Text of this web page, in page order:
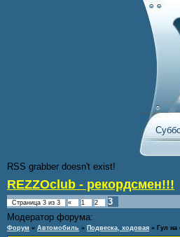
RSS grabber doesn't exist!
REZZOclub - рекордсмен!!!
Страница 3 из 3 « 1 2
3
Модератор форума:
Форум » Автомобиль » Подвеска, ходовая » Гул на